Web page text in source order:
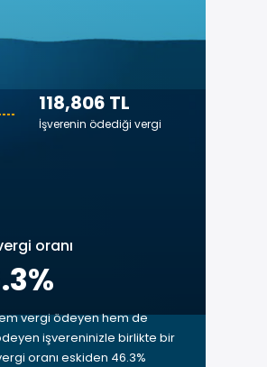
118,806 TL
İşverenin ödediği vergi
oranı
%
vergi ödeyen hem de
işvereninizle birlikte bir
oranı eskiden 46.3%